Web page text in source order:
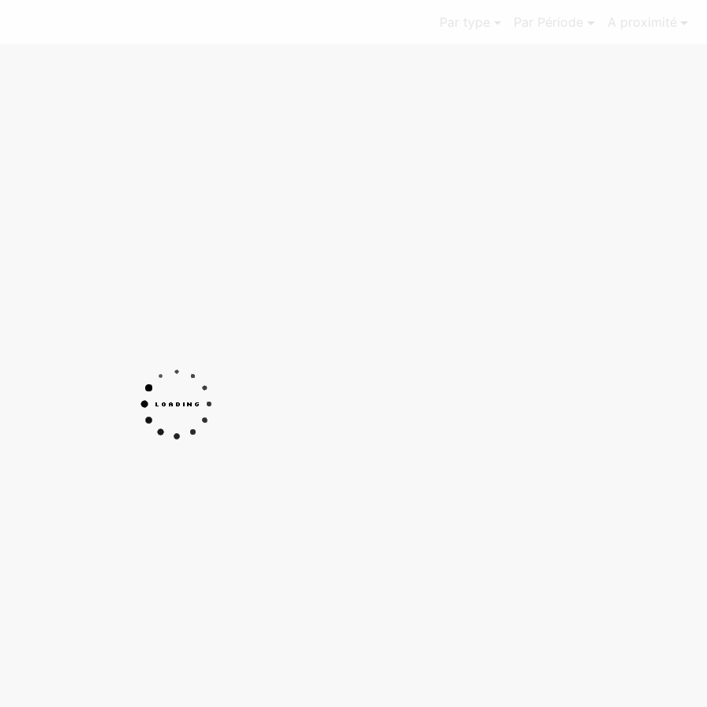
Par type Par Période A proximité